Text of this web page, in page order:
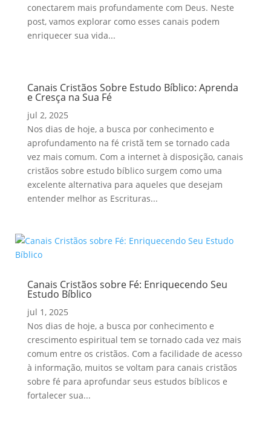
conectarem mais profundamente com Deus. Neste
post, vamos explorar como esses canais podem
enriquecer sua vida...
Canais Cristãos Sobre Estudo Bíblico: Aprenda
e Cresça na Sua Fé
jul 2, 2025
Nos dias de hoje, a busca por conhecimento e
aprofundamento na fé cristã tem se tornado cada
vez mais comum. Com a internet à disposição, canais
cristãos sobre estudo bíblico surgem como uma
excelente alternativa para aqueles que desejam
entender melhor as Escrituras...
Canais Cristãos sobre Fé: Enriquecendo Seu
Estudo Bíblico
jul 1, 2025
Nos dias de hoje, a busca por conhecimento e
crescimento espiritual tem se tornado cada vez mais
comum entre os cristãos. Com a facilidade de acesso
à informação, muitos se voltam para canais cristãos
sobre fé para aprofundar seus estudos bíblicos e
fortalecer sua...